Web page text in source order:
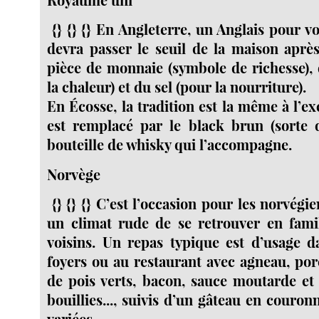
{} {} {} En Angleterre, un Anglais pour
devra passer le seuil de la maison
pièce de monnaie (symbole de
la chaleur) et du sel (pour la nourriture).
En Écosse, la tradition est la même à
est remplacé par le black brun (sorte
bouteille de whisky qui l’accompagne.
Norvège
{} {} {} C’est l’occasion pour les
un climat rude de se retrouver en
voisins. Un repas typique est d’usage
foyers ou au restaurant avec agneau,
de pois verts, bacon, sauce moutarde
bouillies..., suivis d’un gâteau en